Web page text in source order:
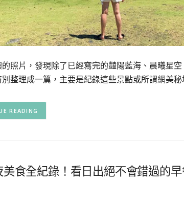
照片，發現除了已經寫完的豔陽藍海、晨曦星
整理成一篇，主要是紀錄這些景點或所謂網美
READING
食全紀錄！看日出絕不會錯過的